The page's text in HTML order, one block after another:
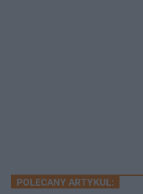
POLECANY ARTYKUŁ: